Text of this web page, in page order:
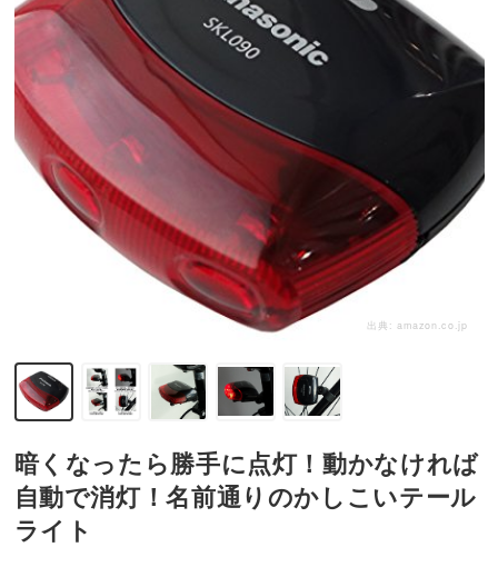
出典: amazon.co.jp
暗くなったら勝手に点灯！動かなければ
自動で消灯！名前通りのかしこいテール
ライト